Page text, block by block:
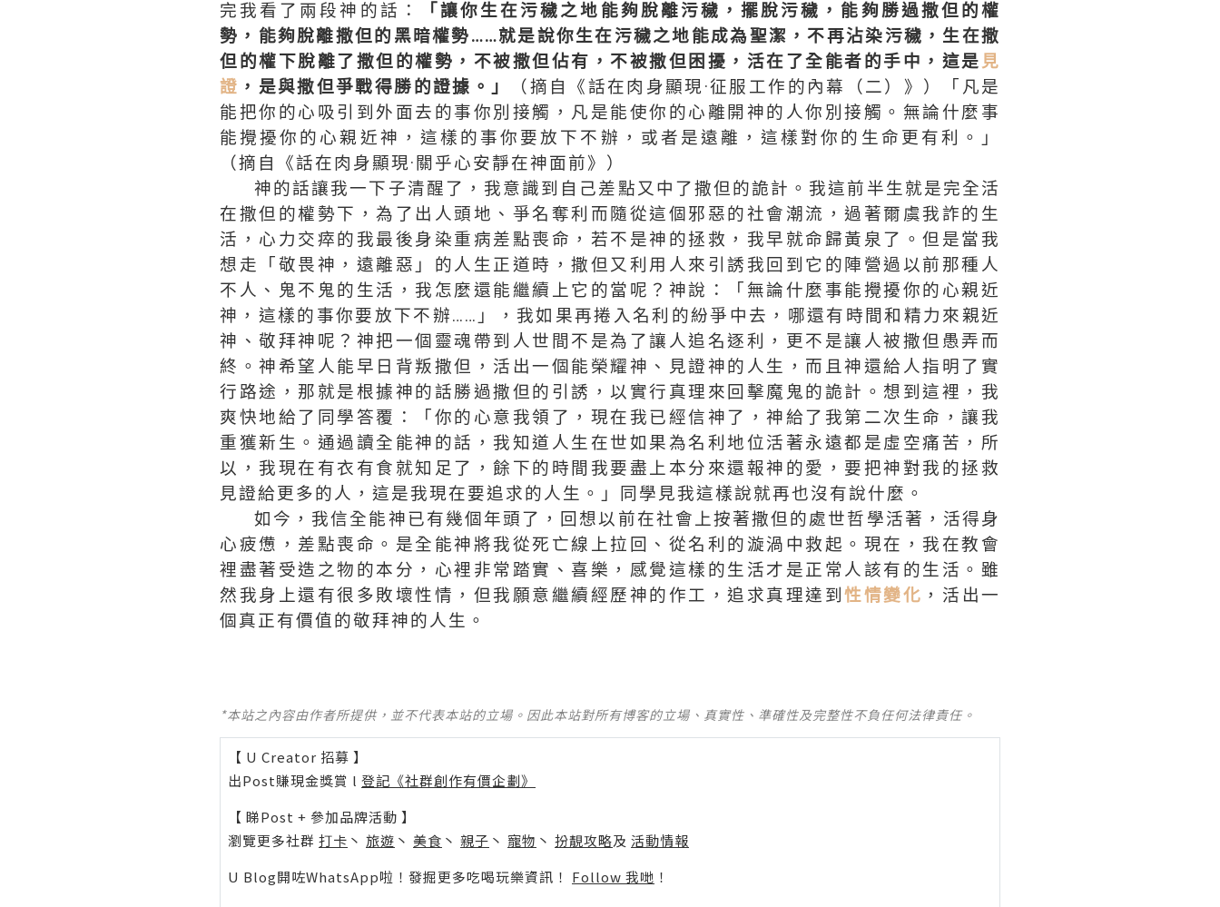
完我看了兩段神的話：
「讓你生在污穢之地能夠脫離污穢，擺脫污穢，能夠勝過撒但的權
勢，能夠脫離撒但的黑暗權勢……就是說你生在污穢之地能成為聖潔，不再沾染污穢，生在撒
但的權下脫離了撒但的權勢，不被撒但佔有，不被撒但困擾，活在了全能者的手中，這是見
證 ，是與撒但爭戰得勝的證據。」
（摘自《話在肉身顯現·征服工作的內幕（二）》）「凡是
能把你的心吸引到外面去的事你別接觸，凡是能使你的心離開神的人你別接觸。無論什麼事
能攪擾你的心親近神，這樣的事你要放下不辦，或者是遠離，這樣對你的生命更有利。」
（摘自《話在肉身顯現·關乎心安靜在神面前》）
神的話讓我一下子清醒了，我意識到自己差點又中了撒但的詭計。我這前半生就是完全活
在撒但的權勢下，為了出人頭地、爭名奪利而隨從這個邪惡的社會潮流，過著爾虞我詐的生
活，心力交瘁的我最後身染重病差點喪命，若不是神的拯救，我早就命歸黃泉了。但是當我
想走「敬畏神，遠離惡」的人生正道時，撒但又利用人來引誘我回到它的陣營過以前那種人
不人、鬼不鬼的生活，我怎麼還能繼續上它的當呢？神說：「無論什麼事能攪擾你的心親近
神，這樣的事你要放下不辦……」，我如果再捲入名利的紛爭中去，哪還有時間和精力來親近
神、敬拜神呢？神把一個靈魂帶到人世間不是為了讓人追名逐利，更不是讓人被撒但愚弄而
終。神希望人能早日背叛撒但，活出一個能榮耀神、見證神的人生，而且神還給人指明了實
行路途，那就是根據神的話勝過撒但的引誘，以實行真理來回擊魔鬼的詭計。想到這裡，我
爽快地給了同學答覆：「你的心意我領了，現在我已經信神了，神給了我第二次生命，讓我
重獲新生。通過讀全能神的話，我知道人生在世如果為名利地位活著永遠都是虛空痛苦，所
以，我現在有衣有食就知足了，餘下的時間我要盡上本分來還報神的愛，要把神對我的拯救
見證給更多的人，這是我現在要追求的人生。」同學見我這樣說就再也沒有說什麼。
如今，我信全能神已有幾個年頭了，回想以前在社會上按著撒但的處世哲學活著，活得身
心疲憊，差點喪命。是全能神將我從死亡線上拉回、從名利的漩渦中救起。現在，我在教會
裡盡著受造之物的本分，心裡非常踏實、喜樂，感覺這樣的生活才是正常人該有的生活。雖
然我身上還有很多敗壞性情，但我願意繼續經歷神的作工，追求真理達到性情變化 ，活出一
個真正有價值的敬拜神的人生。
*本站之內容由作者所提供，並不代表本站的立場。因此本站對所有博客的立場、真實性、準確性及完整性不負任何法律責任。
【 U Creator 招募 】
出Post賺現金獎賞 l 登記《社群創作有價企劃》
【 睇Post + 參加品牌活動 】
瀏覽更多社群 打卡 丶 旅遊 丶 美食 丶 親子 丶 寵物 丶 扮靚攻略及 活動情報
U Blog開咗WhatsApp啦！發掘更多吃喝玩樂資訊！ Follow 我哋 ！